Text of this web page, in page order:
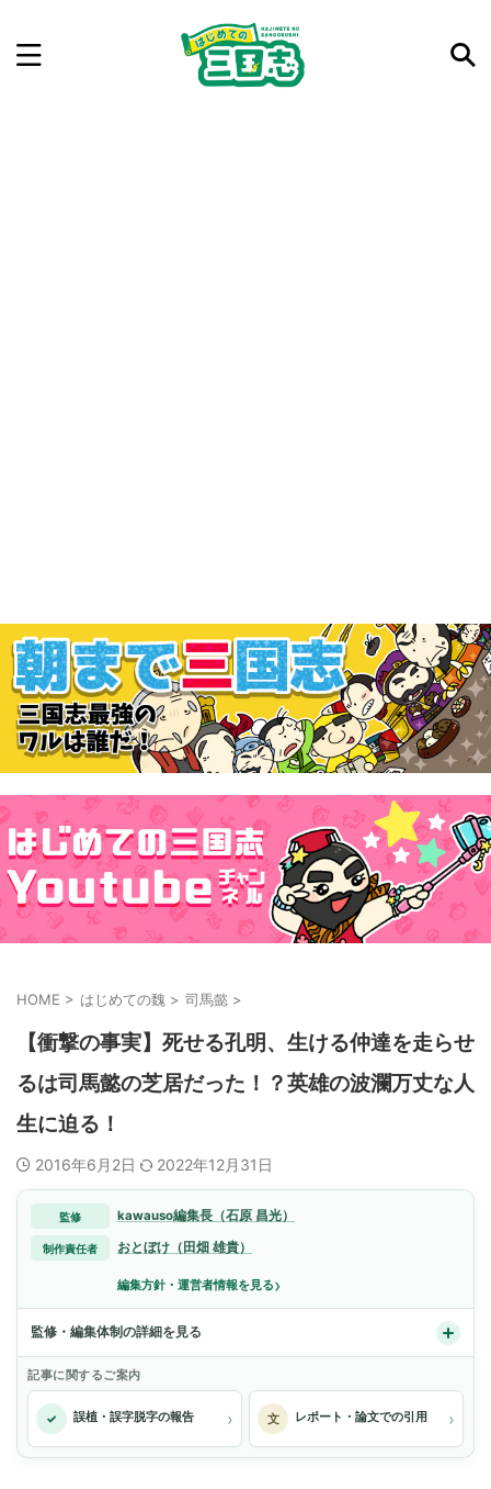
HOME > はじめての魏 > 司馬懿 >
【衝撃の事実】死せる孔明、生ける仲達を走らせ
るは司馬懿の芝居だった！？英雄の波瀾万丈な人
生に迫る！
2016年6月2日 2022年12月31日
監修 kawauso編集長（石原 昌光）
制作責任者 おとぼけ（田畑 雄貴）
編集方針・運営者情報を見る›
監修・編集体制の詳細を見る
記事に関するご案内
✓ 誤植・誤字脱字の報告 › 文 レポート・論文での引用 ›